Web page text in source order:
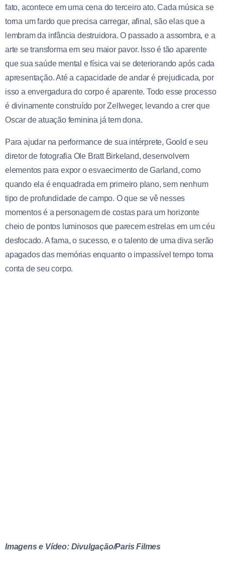
fato, acontece em uma cena do terceiro ato. Cada música se
torna um fardo que precisa carregar, afinal, são elas que a
lembram da infância destruidora. O passado a assombra, e a
arte se transforma em seu maior pavor. Isso é tão aparente
que sua saúde mental e física vai se deteriorando após cada
apresentação. Até a capacidade de andar é prejudicada, por
isso a envergadura do corpo é aparente. Todo esse processo
é divinamente construído por Zellweger, levando a crer que
Oscar de atuação feminina já tem dona.
Para ajudar na performance de sua intérprete, Goold e seu
diretor de fotografia Ole Bratt Birkeland, desenvolvem
elementos para expor o esvaecimento de Garland, como
quando ela é enquadrada em primeiro plano, sem nenhum
tipo de profundidade de campo. O que se vê nesses
momentos é a personagem de costas para um horizonte
cheio de pontos luminosos que parecem estrelas em um céu
desfocado. A fama, o sucesso, e o talento de uma diva serão
apagados das memórias enquanto o impassível tempo toma
conta de seu corpo.
Imagens e Vídeo: Divulgação/Paris Filmes